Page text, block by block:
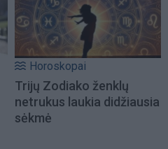
Horoskopai
Trijų Zodiako ženklų
netrukus laukia didžiausia
sėkmė